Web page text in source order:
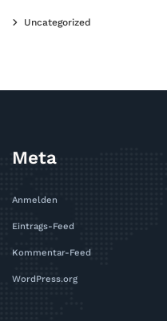
Uncategorized
Meta
Anmelden
Eintrags-Feed
Kommentar-Feed
WordPress.org